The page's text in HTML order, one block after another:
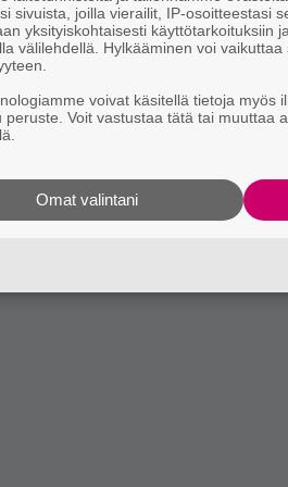
4:n
kaksinkertainen määrä koski
sosiaalista mediaa lähteenä, on
kommentoivien
Olisi hauska nähdä
sivuista, joilla vierailit, IP-osoitteestasi
yksityiskohtaisesti käyttötarkoituksiin
välilehdellä. Hylkääminen voi
voivat käsitellä tietoja myös
peruste. Voit vastustaa tätä tai muuttaa
Omat valintani